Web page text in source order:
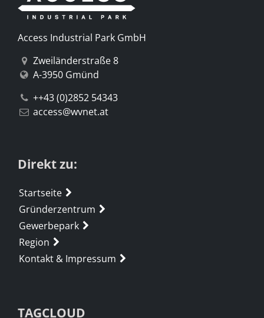
Access Industrial Park GmbH
Zweiländerstraße 8
A-3950 Gmünd
++43 (0)2852 54343
access@wvnet.at
Direkt zu:
Startseite
Gründerzentrum
Gewerbepark
Region
Kontakt & Impressum
TAGCLOUD